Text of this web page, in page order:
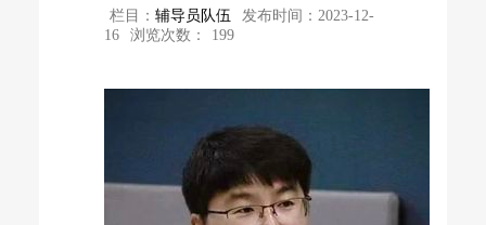
栏目： 辅导员队伍
发布时间：2023-12-
16
浏览次数： 199